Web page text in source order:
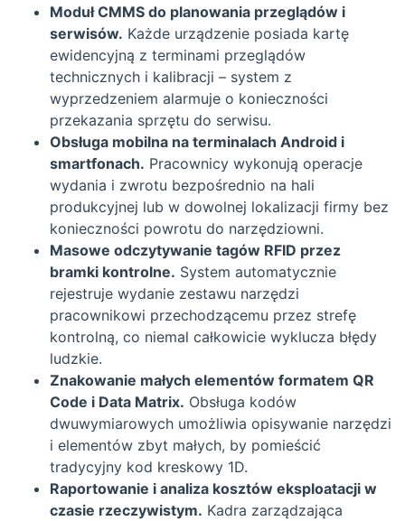
Moduł CMMS do planowania przeglądów i
serwisów. Każde urządzenie posiada kartę
ewidencyjną z terminami przeglądów
technicznych i kalibracji – system z
wyprzedzeniem alarmuje o konieczności
przekazania sprzętu do serwisu.
Obsługa mobilna na terminalach Android i
smartfonach. Pracownicy wykonują operacje
wydania i zwrotu bezpośrednio na hali
produkcyjnej lub w dowolnej lokalizacji firmy bez
konieczności powrotu do narzędziowni.
Masowe odczytywanie tagów RFID przez
bramki kontrolne. System automatycznie
rejestruje wydanie zestawu narzędzi
pracownikowi przechodzącemu przez strefę
kontrolną, co niemal całkowicie wyklucza błędy
ludzkie.
Znakowanie małych elementów formatem QR
Code i Data Matrix. Obsługa kodów
dwuwymiarowych umożliwia opisywanie narzędzi
i elementów zbyt małych, by pomieścić
tradycyjny kod kreskowy 1D.
Raportowanie i analiza kosztów eksploatacji w
czasie rzeczywistym. Kadra zarządzająca